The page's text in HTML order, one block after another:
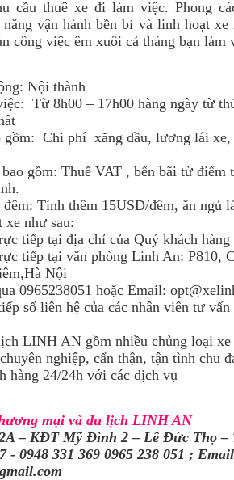
cầu thuê xe đi làm việc. Phong
vận hành bền bỉ và linh hoạt xe
công việc êm xuôi cả tháng bạn làm
Nội thành
Từ 8h00 – 17h00 hàng ngày từ
Chi phí xăng dầu, lương lái xe,
gồm: Thuế VAT , bến bãi từ điểm
Tính thêm 15USD/đêm, ăn ngủ
xe như sau:
tiếp tại địa chỉ của Quý khách hàng
tiếp tại văn phòng Linh An: P810,
Nội
0965238051 hoặc Email:
số liên hệ của các nhân viên tư vấn
LINH AN gồm nhiều chủng loại
nghiệp, cẩn thận, tận tình chu
hàng 24/24h với các dịch vụ
mại và du lịch LINH AN
– KĐT Mỹ Đình 2 – Lê Đức Thọ –
- 0948 331 369 0965 238 051 ;